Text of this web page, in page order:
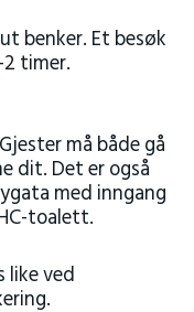
benker. Et besøk
timer.
må både gå
dit. Det er også
med inngang
toalett.
like ved